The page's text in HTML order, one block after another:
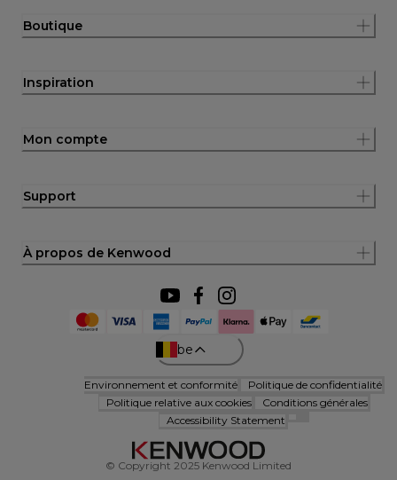
Boutique
Inspiration
Mon compte
Support
À propos de Kenwood
be
Environnement et conformité
Politique de confidentialité
Politique relative aux cookies
Conditions générales
Accessibility Statement
© Copyright 2025 Kenwood Limited